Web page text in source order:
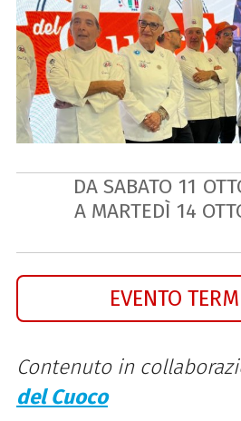
DA SABATO 11
A MARTEDÌ 14
EVENTO
Contenuto in
del Cuoco